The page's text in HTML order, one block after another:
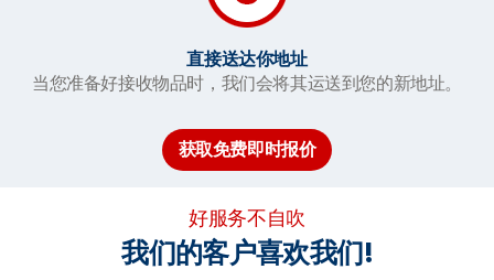
直接送达你地址
当您准备好接收物品时，我们会将其运送到您的新地址。
获取免费即时报价
好服务不自吹
我们的客户喜欢我们!